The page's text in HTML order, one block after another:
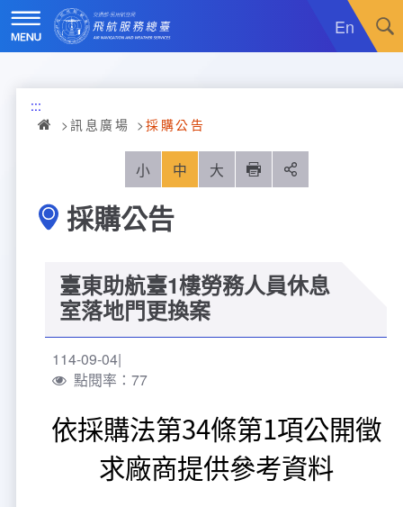
跳
到
主
要
En
最新消息
採購公告
活動訊息
電子相簿
關於我們
組織沿革
業務職掌
編制及預算員額
大事紀
五十週年紀念專區
服務範疇
服務介紹
服務進化史
飛航情報
服務介紹
航空氣象
服務進化史
服務介紹
服務進化史
航空電子
服務介紹
重大施政計畫
年統計資訊
管制架次統計
月統計資訊
便民服務
意見交流
意見信箱
總臺長與民有約
參訪申請
氣象資料申辦
資料開放
氣象報文歷史資料
業務宣導
出版品
塔臺園區新建工程專區
計畫簡介
主動公開資訊
:::
訊息廣場
採購公告
小 中 大 列印
採購公告
臺東助航臺1樓勞務人員休息
室落地門更換案
114-09-04
點閱率：77
依採購法第34條第1項公開徵
求廠商提供參考資料